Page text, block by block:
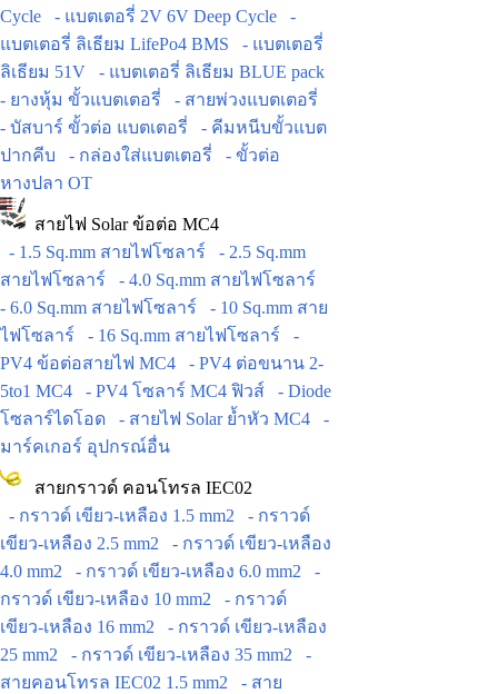
Cycle
- แบตเตอรี่ 2V 6V Deep Cycle
-
แบตเตอรี่ ลิเธียม LifePo4 BMS
- แบตเตอรี่
ลิเธียม 51V
- แบตเตอรี่ ลิเธียม BLUE pack
- ยางหุ้ม ขั้วแบตเตอรี่
- สายพ่วงแบตเตอรี่
- บัสบาร์ ขั้วต่อ แบตเตอรี่
- คีมหนีบขั้วแบต
ปากคีบ
- กล่องใส่แบตเตอรี่
- ขั้วต่อ
หางปลา OT
สายไฟ Solar ข้อต่อ MC4
- 1.5 Sq.mm สายไฟโซลาร์
- 2.5 Sq.mm
สายไฟโซลาร์
- 4.0 Sq.mm สายไฟโซลาร์
- 6.0 Sq.mm สายไฟโซลาร์
- 10 Sq.mm สาย
ไฟโซลาร์
- 16 Sq.mm สายไฟโซลาร์
-
PV4 ข้อต่อสายไฟ MC4
- PV4 ต่อขนาน 2-
5to1 MC4
- PV4 โซลาร์ MC4 ฟิวส์
- Diode
โซลาร์ไดโอด
- สายไฟ Solar ย้ำหัว MC4
-
มาร์คเกอร์ อุปกรณ์อื่น
สายกราวด์ คอนโทรล IEC02
- กราวด์ เขียว-เหลือง 1.5 mm2
- กราวด์
เขียว-เหลือง 2.5 mm2
- กราวด์ เขียว-เหลือง
4.0 mm2
- กราวด์ เขียว-เหลือง 6.0 mm2
-
กราวด์ เขียว-เหลือง 10 mm2
- กราวด์
เขียว-เหลือง 16 mm2
- กราวด์ เขียว-เหลือง
25 mm2
- กราวด์ เขียว-เหลือง 35 mm2
-
สายคอนโทรล IEC02 1.5 mm2
- สาย